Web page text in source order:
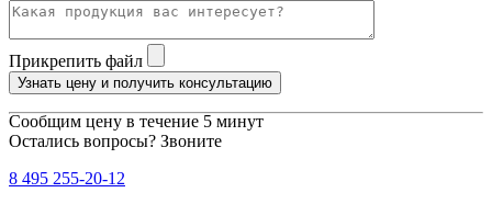
Прикрепить файл
Узнать цену и получить консультацию
Сообщим цену в течение 5 минут
Остались вопросы? Звоните
8 495 255-20-12